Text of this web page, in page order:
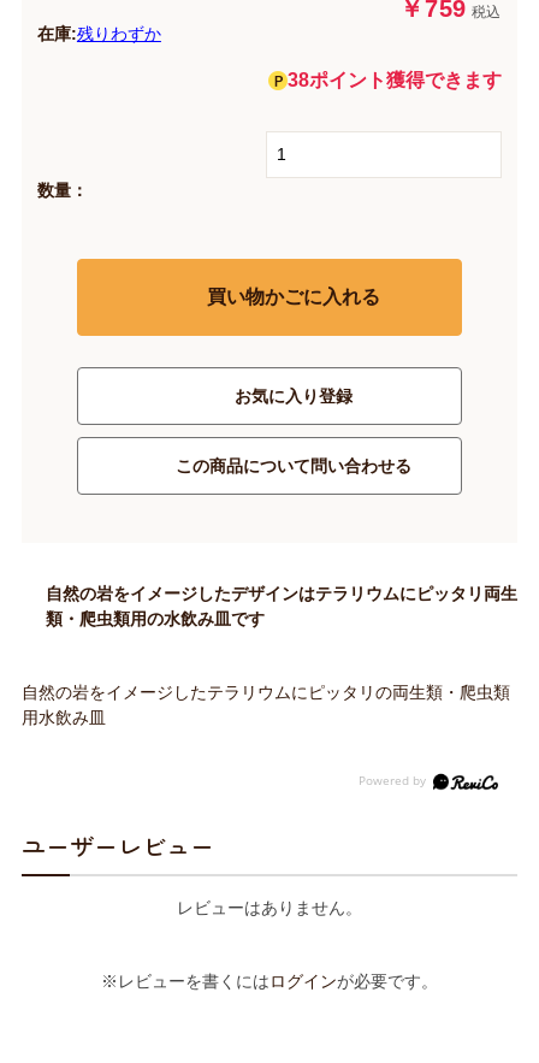
￥759 税込
在庫:残りわずか
38ポイント獲得できます
数量：
買い物かごに入れる
お気に入り登録
この商品について問い合わせる
自然の岩をイメージしたデザインはテラリウムにピッタリ両生
類・爬虫類用の水飲み皿です
自然の岩をイメージしたテラリウムにピッタリの両生類・爬虫類
用水飲み皿
ユーザーレビュー
レビューはありません。
※レビューを書くにはログインが必要です。